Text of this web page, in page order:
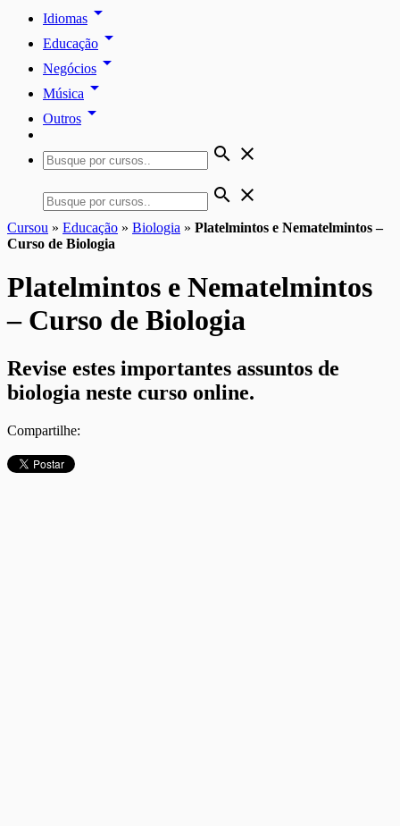
Idiomas arrow_drop_down
Educação arrow_drop_down
Negócios arrow_drop_down
Música arrow_drop_down
Outros arrow_drop_down
search close
search close
Cursou » Educação » Biologia » Platelmintos e Nematelmintos –
Curso de Biologia
Platelmintos e Nematelmintos
– Curso de Biologia
Revise estes importantes assuntos de
biologia neste curso online.
Compartilhe: